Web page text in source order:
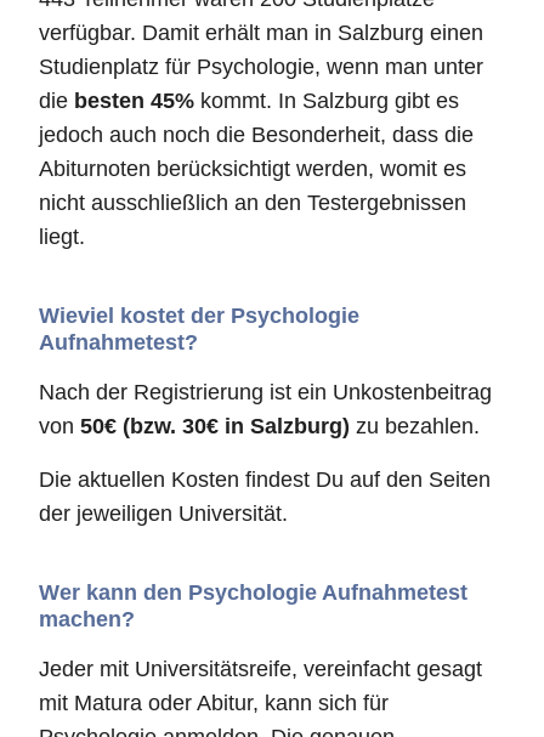
verfügbar. Damit erhält man in Salzburg einen
Studienplatz für Psychologie, wenn man unter
die besten 45% kommt. In Salzburg gibt es
jedoch auch noch die Besonderheit, dass die
Abiturnoten berücksichtigt werden, womit es
nicht ausschließlich an den Testergebnissen
liegt.
Wieviel kostet der Psychologie
Aufnahmetest?
Nach der Registrierung ist ein Unkostenbeitrag
von 50€ (bzw. 30€ in Salzburg) zu bezahlen.
Die aktuellen Kosten findest Du auf den Seiten
der jeweiligen Universität.
Wer kann den Psychologie Aufnahmetest
machen?
Jeder mit Universitätsreife, vereinfacht gesagt
mit Matura oder Abitur, kann sich für